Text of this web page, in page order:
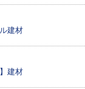
建材
建材